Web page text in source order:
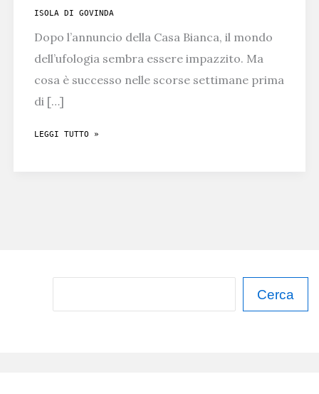
ISOLA DI GOVINDA
Dopo l’annuncio della Casa Bianca, il mondo
dell’ufologia sembra essere impazzito. Ma
cosa è successo nelle scorse settimane prima
di […]
GLI
LEGGI TUTTO »
Cerca